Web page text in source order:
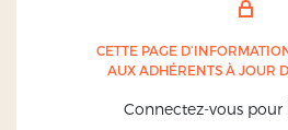
Cet accord pour la « branche
considéré comme « non
cela veut dire que seuls les
d’adhérer à l’organisme
CETTE PAGE
AUX ADHÉRENTS À JOUR
Connectez-vous pour